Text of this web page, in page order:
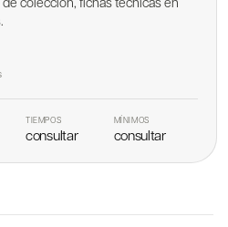
TIEMPOS
consultar
MÍNIMOS
consultar